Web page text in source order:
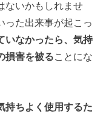
ないかもしれませ
った出来事が起こっ
いなかったら、気持
損害を被ることにな
持ちよく使用するた